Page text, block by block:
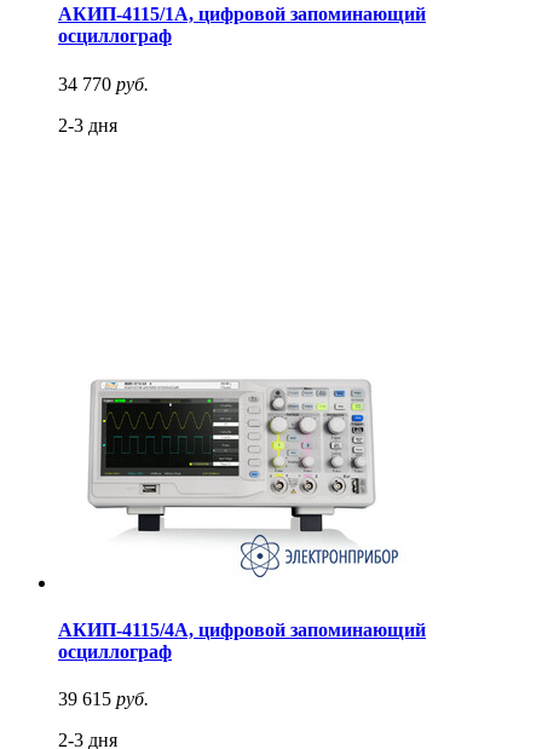
АКИП-4115/1А, цифровой запоминающий
осциллограф
34 770 руб.
2-3 дня
АКИП-4115/4А, цифровой запоминающий
осциллограф
39 615 руб.
2-3 дня